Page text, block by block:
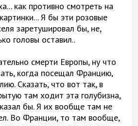
как противно смотреть на
Я бы эти розовые
заретушировал бы, не,
головы оставил..
смерти Европы, ну что
когда посещал Францию,
Сказать, что вот так, в
там ходит эта голубизна,
бы. Я их вообще там не
Во Франции, то там вообще,